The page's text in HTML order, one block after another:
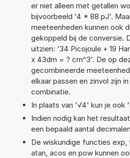
er niet alleen met getallen
bijvoorbeeld '4 * 88 pJ'.
meeteenheden kunnen ook
gekoppeld bij de conversie.
uitzien: '34 Picojoule + 19
x 43dm = ? cm^3'. De op
gecombineerde
elkaar passen en zinvol zijn
combinatie.
In plaats van '√4' kun je ook
Indien nodig kan het
een bepaald aantal
De wiskundige functies exp,
atan, acos en pow kunnen